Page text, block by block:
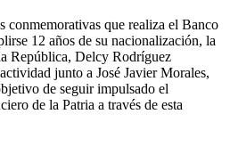
conmemorativas que realiza el Banco
12 años de su nacionalización, la
República, Delcy Rodríguez
junto a José Javier Morales,
de seguir impulsado el
de la Patria a través de esta